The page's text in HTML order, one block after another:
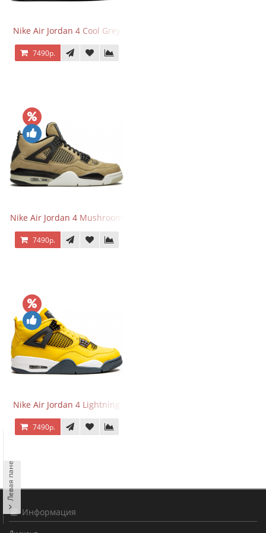
Nike Air Jordan 4 Cool Grey
7490р.
Nike Air Jordan 4 Mushroom
7490р.
Nike Air Jordan 4 Lightning
7490р.
Информация
Левая панель